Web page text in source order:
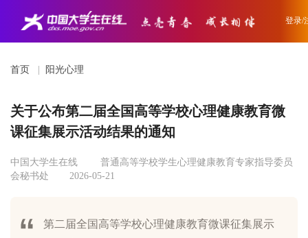
登录/
首页 阳光心理
关于公布第二届全国高等学校心理健康教育微
课征集展示活动结果的通知
中国大学生在线
普通高等学校学生心理健康教育专家指导委员
会秘书处
2026-05-21
第二届全国高等学校心理健康教育微课征集展示